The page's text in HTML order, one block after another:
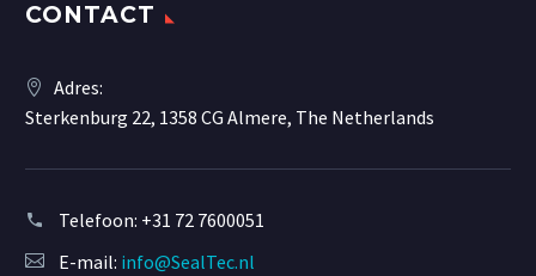
CONTACT
Adres:
Sterkenburg 22, 1358 CG Almere, The Netherlands
Telefoon: +31 72 7600051
E-mail: info@SealTec.nl